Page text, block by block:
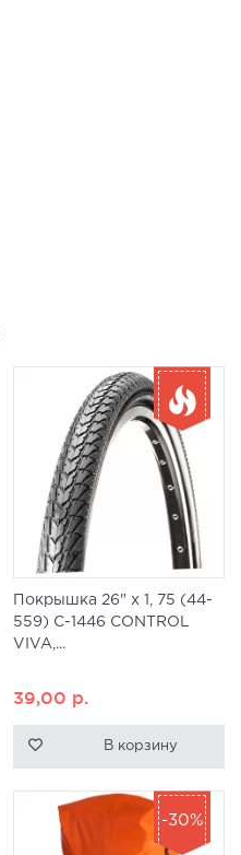
Покрышка 26" x 1, 75 (44-
559) C-1446 CONTROL
VIVA,...
39,00 р.
В корзину
-30%